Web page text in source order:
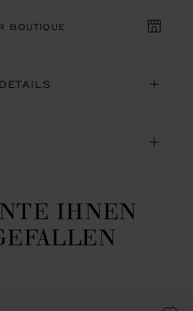
BOUTIQUE
IHNEN